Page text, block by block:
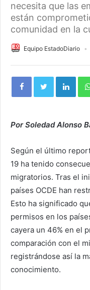
necesita que las
están
comunidad en la
Equipo EstadoDiario
Por Soledad Alonso
Según el último
19 ha tenido
migratorios. Tras el
países OCDE han
Esto ha significado
permisos en los
cayera un 46% en el
comparación con el
registrándose así la
conocimiento.